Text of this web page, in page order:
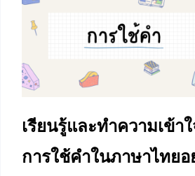
เรียนรู้และทำความเข้า
การใช้คำในภาษาไทยอ